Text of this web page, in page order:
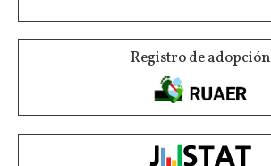
Registro de adopción